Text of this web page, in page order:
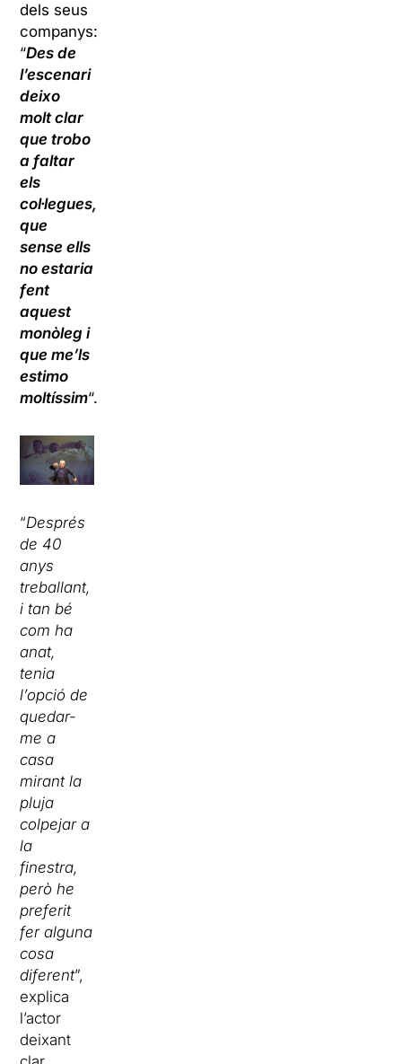
dels seus
companys:
“Des de
l’escenari
deixo
molt clar
que trobo
a faltar
els
col·legues,
que
sense ells
no estaria
fent
aquest
monòleg i
que me’ls
estimo
moltíssim“.
“Després
de 40
anys
treballant,
i tan bé
com ha
anat,
tenia
l’opció de
quedar-
me a
casa
mirant la
pluja
colpejar a
la
finestra,
però he
preferit
fer alguna
cosa
diferent”,
explica
l’actor
deixant